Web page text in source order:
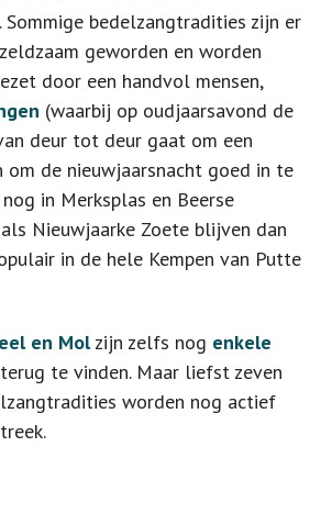
bedelzangtradities zijn er
geworden en worden
door een handvol mensen,
(waarbij op oudjaarsavond de
deur tot deur gaat om een
om de nieuwjaarsnacht goed in te
in Merksplas en Beerse
Nieuwjaarke Zoete blijven dan
in de hele Kempen van Putte
en Molzijn zelfs nog enkele
terug te vinden. Maar liefst zeven
worden nog actief